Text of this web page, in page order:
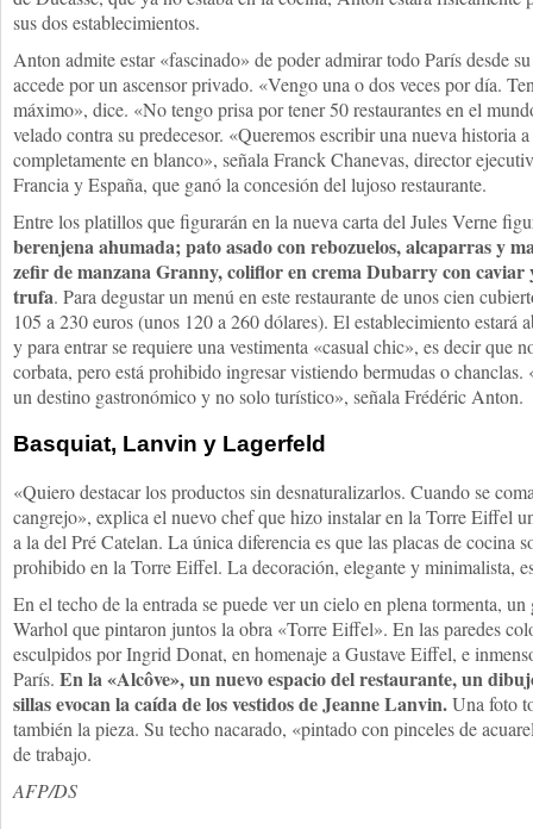
sus dos establecimientos.
Anton admite estar «fascinado» de poder admirar todo París desde
accede por un ascensor privado. «Vengo una o dos veces por día.
máximo», dice. «No tengo prisa por tener 50 restaurantes en el
velado contra su predecesor. «Queremos escribir una nueva historia
completamente en blanco», señala Franck Chanevas, director
Francia y España, que ganó la concesión del lujoso restaurante.
Entre los platillos que figurarán en la nueva carta del Jules Verne
berenjena ahumada; pato asado con rebozuelos, alcaparras y
zefir de manzana Granny, coliflor en crema Dubarry con caviar
trufa. Para degustar un menú en este restaurante de unos cien
105 a 230 euros (unos 120 a 260 dólares). El establecimiento estará
y para entrar se requiere una vestimenta «casual chic», es decir que
corbata, pero está prohibido ingresar vistiendo bermudas o chanclas.
un destino gastronómico y no solo turístico», señala Frédéric Anton.
Basquiat, Lanvin y Lagerfeld
«Quiero destacar los productos sin desnaturalizarlos. Cuando se
cangrejo», explica el nuevo chef que hizo instalar en la Torre Eiffel
a la del Pré Catelan. La única diferencia es que las placas de cocina
prohibido en la Torre Eiffel. La decoración, elegante y minimalista,
En el techo de la entrada se puede ver un cielo en plena tormenta,
Warhol que pintaron juntos la obra «Torre Eiffel». En las paredes
esculpidos por Ingrid Donat, en homenaje a Gustave Eiffel, e
París. En la «Alcôve», un nuevo espacio del restaurante, un
sillas evocan la caída de los vestidos de Jeanne Lanvin.Una foto
también la pieza. Su techo nacarado, «pintado con pinceles de
de trabajo.
AFP/DS